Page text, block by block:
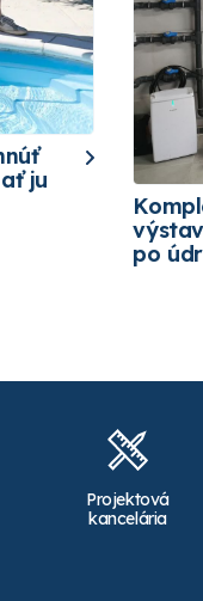
ju
po
Projektová
kancelária